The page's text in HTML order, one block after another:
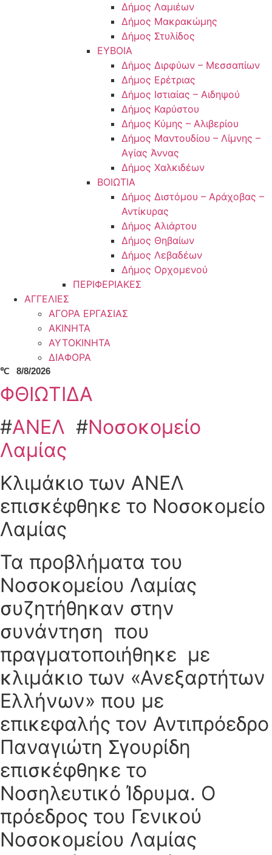
Δήμος Λαμιέων
Δήμος Μακρακώμης
Δήμος Στυλίδος
ΕΥΒΟΙΑ
Δήμος Διρφύων – Μεσσαπίων
Δήμος Ερέτριας
Δήμος Ιστιαίας – Αιδηψού
Δήμος Καρύστου
Δήμος Κύμης – Αλιβερίου
Δήμος Μαντουδίου – Λίμνης –
Αγίας Άννας
Δήμος Χαλκιδέων
ΒΟΙΩΤΙΑ
Δήμος Διστόμου – Αράχοβας –
Αντίκυρας
Δήμος Αλιάρτου
Δήμος Θηβαίων
Δήμος Λεβαδέων
Δήμος Ορχομενού
ΠΕΡΙΦΕΡΙΑΚΕΣ
ΑΓΓΕΛΙΕΣ
ΑΓΟΡΑ ΕΡΓΑΣΙΑΣ
ΑΚΙΝΗΤΑ
ΑΥΤΟΚΙΝΗΤΑ
ΔΙΑΦΟΡΑ
℃ 8/8/2026
ΦΘΙΩΤΙΔΑ
#ΑΝΕΛ #Νοσοκομείο
Λαμίας
Κλιμάκιο των ΑΝΕΛ
επισκέφθηκε το Νοσοκομείο
Λαμίας
Τα προβλήματα του
Νοσοκομείου Λαμίας
συζητήθηκαν στην
συνάντηση που
πραγματοποιήθηκε με
κλιμάκιο των «Ανεξαρτήτων
Ελλήνων» που με
επικεφαλής τον Αντιπρόεδρο
Παναγιώτη Σγουρίδη
επισκέφθηκε το
Νοσηλευτικό Ίδρυμα. Ο
πρόεδρος του Γενικού
Νοσοκομείου Λαμίας